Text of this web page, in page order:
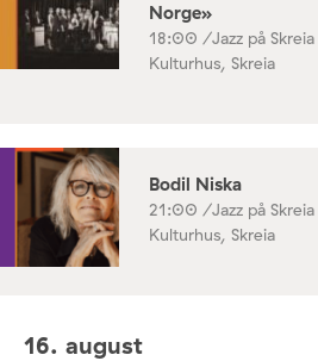
Norge»
18:00 /Jazz på
Kulturhus, Skreia
Bodil Niska
21:00 /Jazz på
Kulturhus, Skreia
16. august